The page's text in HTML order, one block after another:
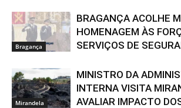
Bragança
BRAGANÇA ACOLHE
HOMENAGEM ÀS
SERVIÇOS DE
Mirandela
MINISTRO DA
INTERNA VISITA
AVALIAR IMPACTO